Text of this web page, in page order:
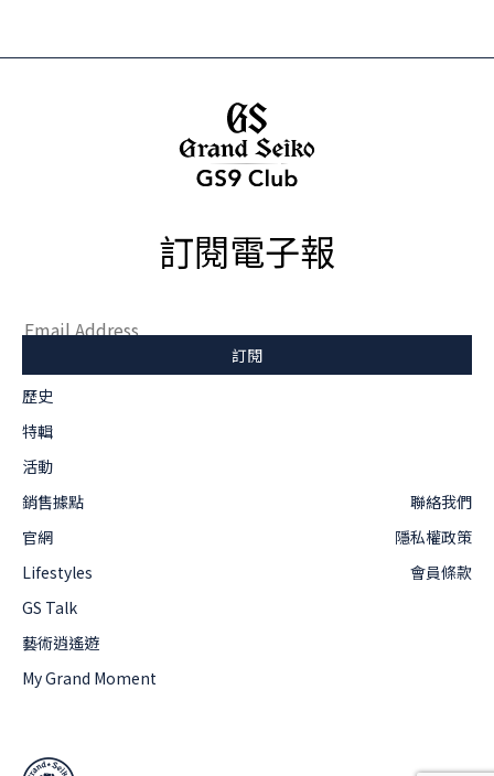
歷史
特輯
活動
銷售據點
官網
Lifestyles
GS Talk
藝術逍遙遊
My Grand Moment
訂閱電子報
聯絡我們
隱私權政策
會員條款